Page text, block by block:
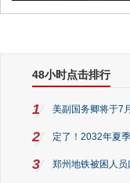
48小时点击排行
1 美副国务卿将于7
2 定了！2032年夏
3 郑州地铁被困人